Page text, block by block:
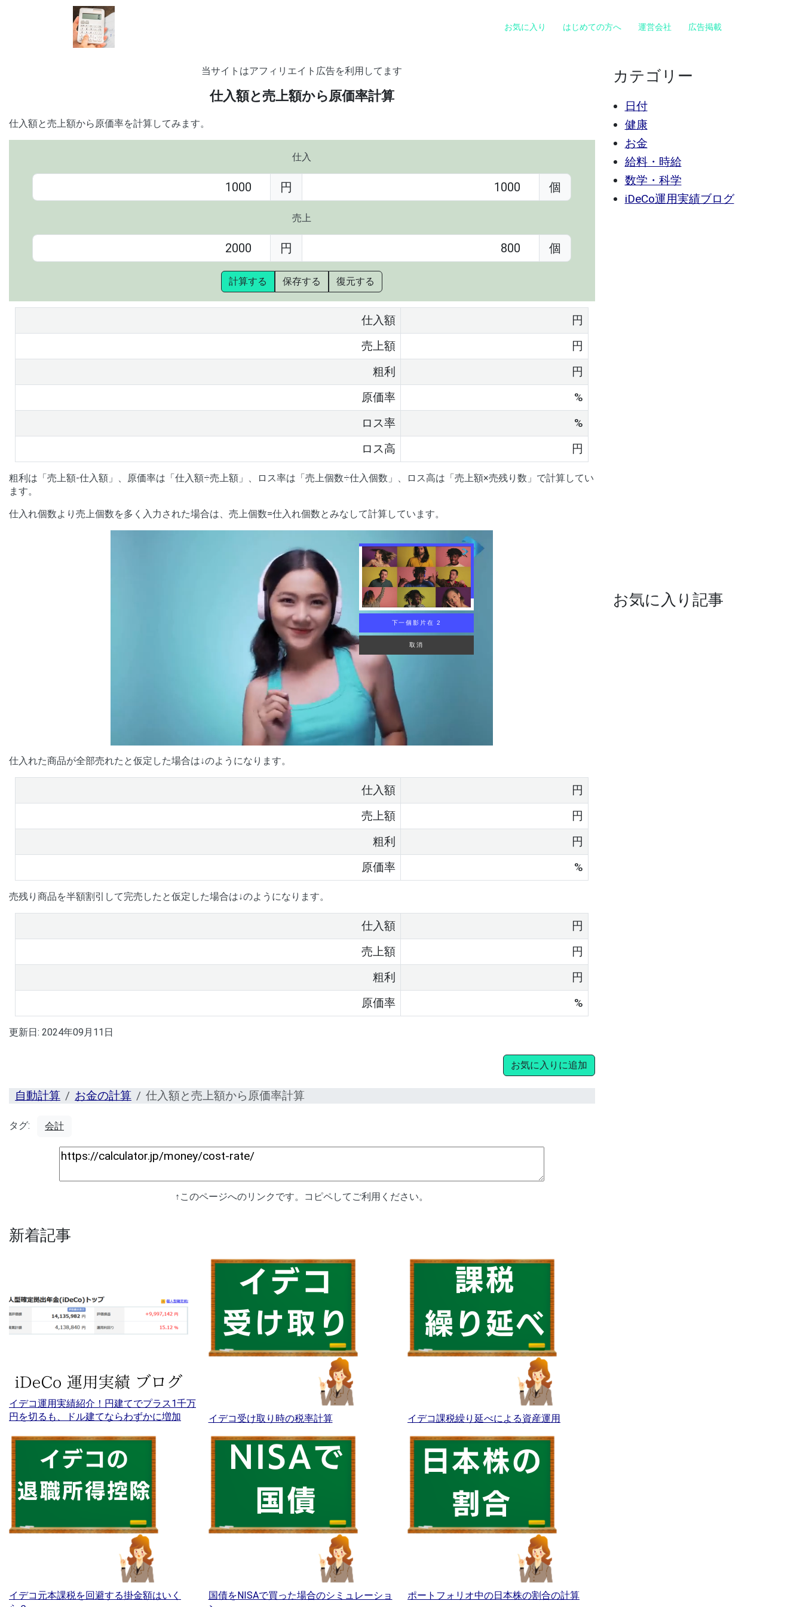
お気に入り はじめての方へ 運営会社 広告掲載
当サイトはアフィリエイト広告を利用してます
仕入額と売上額から原価率計算
仕入額と売上額から原価率を計算してみます。
仕入
円 個
売上
円 個
計算する 保存する 復元する
仕入額
円
売上額
円
粗利
円
原価率
%
ロス率
%
ロス高
円
粗利は「売上額-仕入額」、原価率は「仕入額÷売上額」、ロス率は「売上個数÷仕入個数」、ロス高は「売上額×売残り数」で計算してい
ます。
仕入れ個数より売上個数を多く入力された場合は、売上個数=仕入れ個数とみなして計算しています。
下一個影片在 1
取消
仕入れた商品が全部売れたと仮定した場合は↓のようになります。
仕入額
円
売上額
円
粗利
円
原価率
%
売残り商品を半額割引して完売したと仮定した場合は↓のようになります。
仕入額
円
売上額
円
粗利
円
原価率
%
更新日: 2024年09月11日
お気に入りに追加
自動計算 お金の計算 仕入額と売上額から原価率計算
タグ: 会計
↑このページへのリンクです。コピペしてご利用ください。
新着記事
イデコ運用実績紹介！円建てでプラス1千万
円を切るも、ドル建てならわずかに増加
イデコ受け取り時の税率計算 イデコ課税繰り延べによる資産運用
イデコ元本課税を回避する掛金額はいく
国債をNISAで買った場合のシミュレーショ
ポートフォリオ中の日本株の割合の計算
カテゴリー
日付
健康
お金
給料・時給
数学・科学
iDeCo運用実績ブログ
お気に入り記事